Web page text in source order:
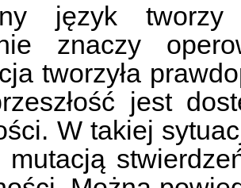
język
znaczy
tworzyła
jest
W takiej
mutacją